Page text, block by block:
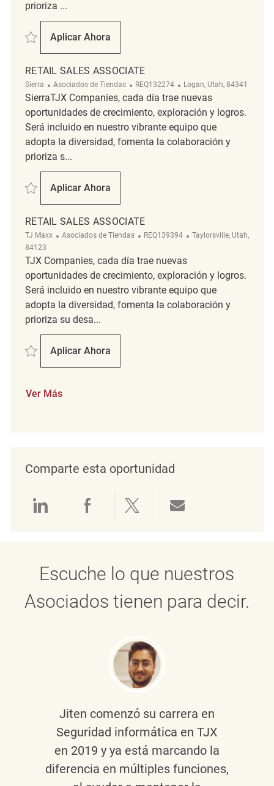
prioriza ...
Salvar Retail Sales Associate REQ140925
Aplicar Ahora
Retail Sales Associate
RETAIL SALES ASSOCIATE
Sierra Categoría
Asociados de Tiendas ReqId
REQ132274 Ubicación
Logan, Utah, 84341
SierraTJX Companies, cada día trae nuevas
oportunidades de crecimiento, exploración y logros.
Será incluido en nuestro vibrante equipo que
adopta la diversidad, fomenta la colaboración y
prioriza s...
Salvar Retail Sales Associate REQ132274
Aplicar Ahora
Retail Sales Associate
RETAIL SALES ASSOCIATE
TJ Maxx Categoría
Asociados de Tiendas ReqId
REQ139394 Ubicación
Taylorsville, Utah,
84123
TJX Companies, cada día trae nuevas
oportunidades de crecimiento, exploración y logros.
Será incluido en nuestro vibrante equipo que
adopta la diversidad, fomenta la colaboración y
prioriza su desa...
Salvar Retail Sales Associate REQ139394
Aplicar Ahora
Retail Sales Associate
Ver Más
Comparte esta oportunidad
Compartir a través de LinkedIn
Compartir a través de
Compartir a través
Escuche lo que nuestros
Asociados tienen para decir.
Jiten comenzó su carrera en
Seguridad informática en TJX
en 2019 y ya está marcando la
diferencia en múltiples funciones,